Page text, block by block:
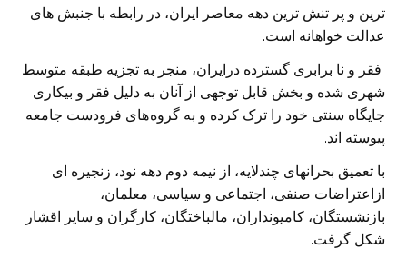
ترین و پر تنش ترین دهه معاصر ایران، در رابطه با جنبش های
عدالت خواهانه است.
فقر و نا برابری گسترده درایران، منجر به تجزیه طبقه‌ متوسط
شهری شده و بخش قابل توجهی از آنان به دلیل فقر و بیکاری
جایگاه سنتی خود را ترک کرده‌ و به گروه های فرودست جامعه
پیوسته اند.
با تعمیق بحرانهای چندلایه، از نیمه دوم دهه نود، زنجیره ای
ازاعتراضات صنفی، اجتماعی و سیاسی، معلمان،
بازنشستگان، کامیونداران، مالباختگان، کارگران و سایر اقشار
شکل گرفت.